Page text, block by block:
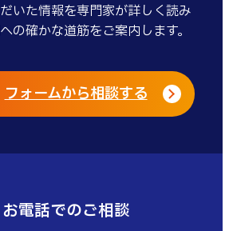
いた情報を専門家が詳しく読み
の確かな道筋をご案内します。
フォームから相談する
お電話でのご相談